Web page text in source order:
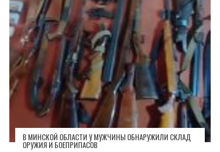
В МИНСКОЙ ОБЛАСТИ У МУЖЧИНЫ ОБНАРУЖИЛИ СКЛАД
ОРУЖИЯ И БОЕПРИПАСОВ